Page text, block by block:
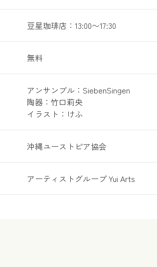
豆星珈琲店：13:00〜17:30
無料
アンサンブル：SiebenSingen
陶器：竹口莉央
イラスト：けふ
沖縄ユーストピア協会
アーティストグループ Yui Arts